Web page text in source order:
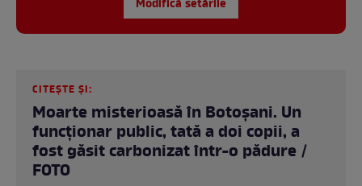
Modifică setările
CITEȘTE ȘI:
Moarte misterioasă în Botoșani. Un
funcţionar public, tată a doi copii, a
fost găsit carbonizat într-o pădure /
FOTO